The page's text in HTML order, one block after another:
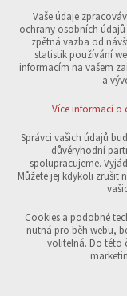
Technická cookies
nutná pro
udržení
přihlášení,
analytická pro
návštěvnosti
marketingová
Více informací o
Přijmout
Vaše údaje
ochrany osobních
zpětná vazba od
statistik používání
informacím na vašem
a
Více informací o
Správci vašich údajů
důvěryhodní
spolupracujeme.
Můžete jej kdykoli zrušit
Cookies a podobné
nutná pro běh webu,
volitelná. Do této